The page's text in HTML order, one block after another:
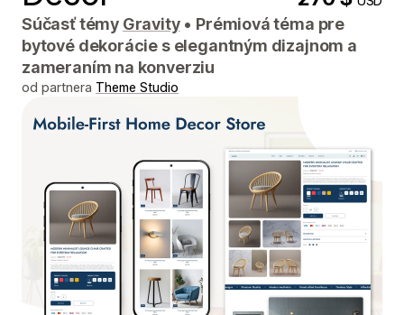
Súčasť témy Gravity • Prémiová téma pre
bytové dekorácie s elegantným dizajnom a
zameraním na konverziu
od partnera Theme Studio